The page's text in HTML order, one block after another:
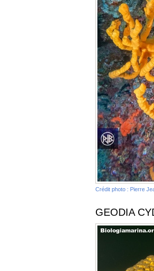
Crédit photo : Pierre
GEODIA